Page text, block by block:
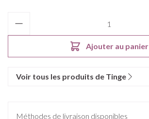
Ajouter au panier
Voir tous les produits de Tinge
Méthodes de livraison disponibles